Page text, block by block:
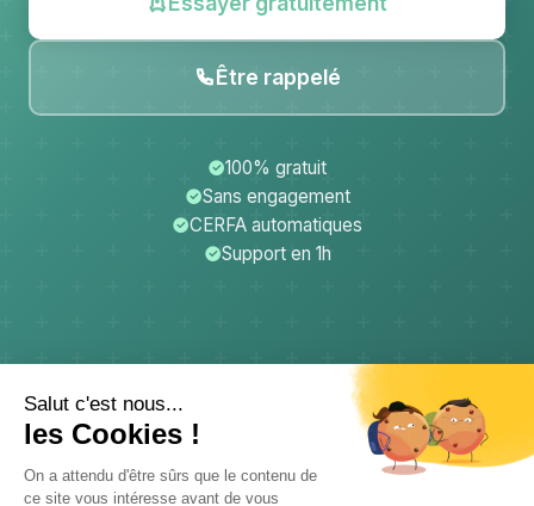
Être rappelé
100% gratuit
Sans engagement
CERFA automatiques
Support en 1h
CerfApp